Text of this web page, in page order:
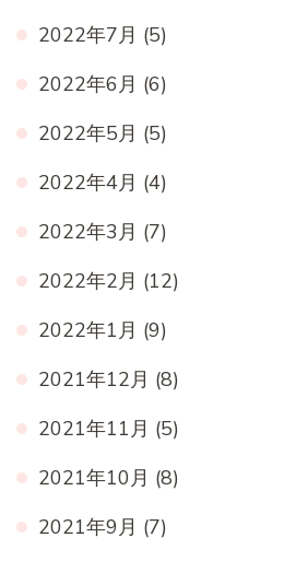
2022年7月 (5)
2022年6月 (6)
2022年5月 (5)
2022年4月 (4)
2022年3月 (7)
2022年2月 (12)
2022年1月 (9)
2021年12月 (8)
2021年11月 (5)
2021年10月 (8)
2021年9月 (7)